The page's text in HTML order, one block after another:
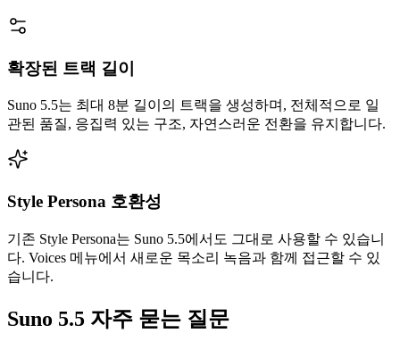
확장된 트랙 길이
Suno 5.5는 최대 8분 길이의 트랙을 생성하며, 전체적으로 일
관된 품질, 응집력 있는 구조, 자연스러운 전환을 유지합니다.
Style Persona 호환성
기존 Style Persona는 Suno 5.5에서도 그대로 사용할 수 있습니
다. Voices 메뉴에서 새로운 목소리 녹음과 함께 접근할 수 있
습니다.
Suno 5.5 자주 묻는 질문